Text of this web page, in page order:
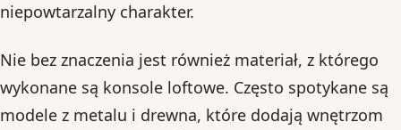
niepowtarzalny charakter.
Nie bez znaczenia jest również materiał, z którego
wykonane są konsole loftowe. Często spotykane są
modele z metalu i drewna, które dodają wnętrzom